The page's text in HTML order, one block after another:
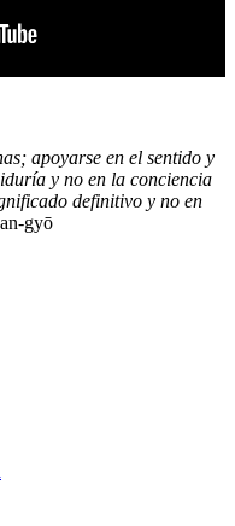
apoyarse en el sentido y
y no en la conciencia
definitivo y no en
gyō